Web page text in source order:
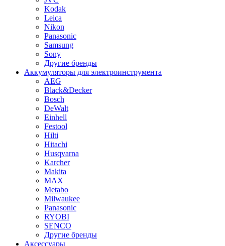
Kodak
Leica
Nikon
Panasonic
Samsung
Sony
Другие бренды
Аккумуляторы для электроинструмента
AEG
Black&Decker
Bosch
DeWalt
Einhell
Festool
Hilti
Hitachi
Husqvarna
Karcher
Makita
MAX
Metabo
Milwaukee
Panasonic
RYOBI
SENCO
Другие бренды
Аксессуары